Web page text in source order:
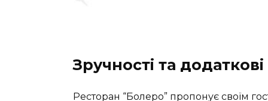
Зручності та
Ресторан “Болеро” пропонує своїм